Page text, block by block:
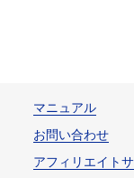
マニュアル
お問い合わせ
アフィリエイト